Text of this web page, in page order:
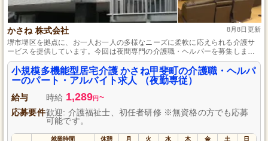
かさね 株式会社 8月8日更新
堺市堺区を拠点に、お一人お一人の多様なニーズに柔軟に応えられる介護サ
ービスを提供しています。今回は夜間専門の介護職・ヘルパーを募集しま
す。夜間の見回りが主な仕事で、未経験者や資格がない方も歓迎しており、
週1日からの勤務が可能です。昇給や賞与の制度も充実しており、働きながら
資格を取得することで更に待遇が良くなります。
小規模多機能型居宅介護 かさね甲斐町の介護職・ヘルパ
ーのパート・アルバイト求人 （夜勤専従）
給与 時給 1,289円 ~
応募要件歓迎: 介護福祉士、初任者研修 ※無資格の方でも応募
可能です。
就業時間 休憩 月 火 水 木 金 土 日